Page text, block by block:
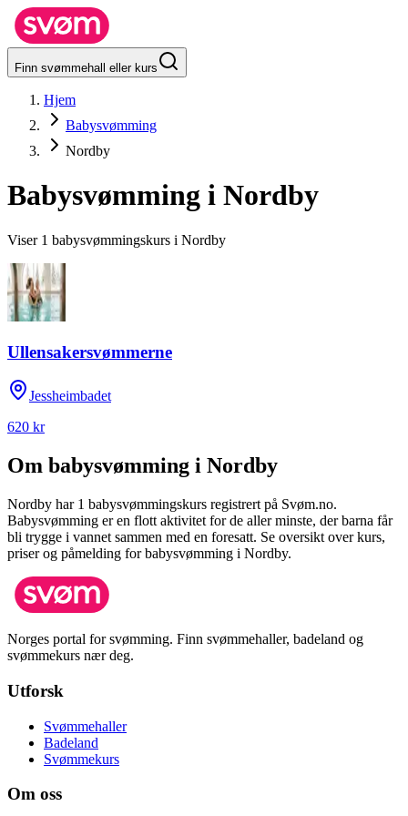
Finn svømmehall eller kurs
Hjem
Babysvømming
Nordby
Babysvømming i Nordby
Viser 1 babysvømmingskurs i Nordby
Ullensakersvømmerne
Jessheimbadet
620 kr
Om babysvømming i Nordby
Nordby har 1 babysvømmingskurs registrert på Svøm.no.
Babysvømming er en flott aktivitet for de aller minste, der barna får
bli trygge i vannet sammen med en foresatt. Se oversikt over kurs,
priser og påmelding for babysvømming i Nordby.
Norges portal for svømming. Finn svømmehaller, badeland og
svømmekurs nær deg.
Utforsk
Svømmehaller
Badeland
Svømmekurs
Om oss